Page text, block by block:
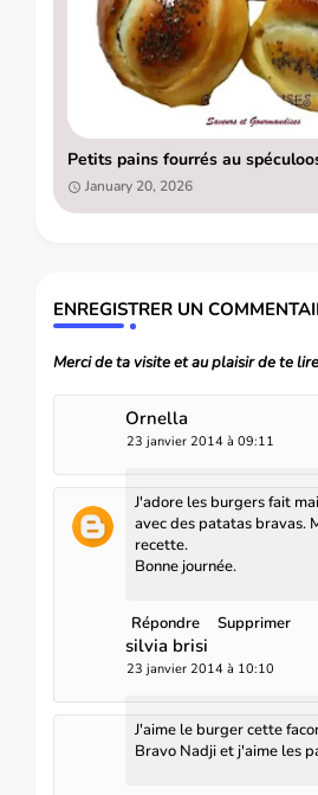
Petits pains fourrés au
January 20, 2026
ENREGISTRER UN
Merci de ta visite et au plaisir de te
Ornella
23 janvier 2014 à 09:11
J'adore les burgers fait
avec des patatas bravas.
recette.
Bonne journée.
Répondre Supprimer
silvia brisi
23 janvier 2014 à 10:10
J'aime le burger cette
Bravo Nadji et j'aime les